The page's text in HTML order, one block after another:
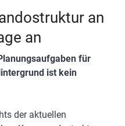
an
an
für
ist kein
der aktuellen